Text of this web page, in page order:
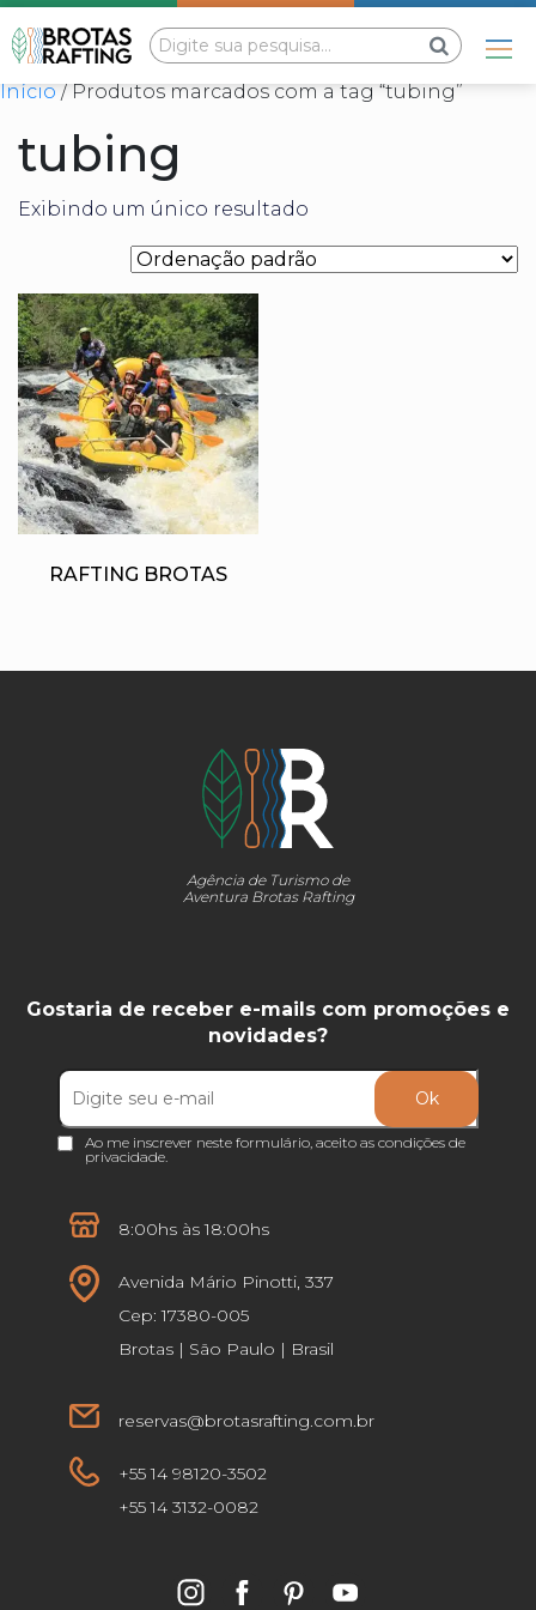
Início/ Produtos marcados com a tag “tubing”
tubing
Exibindo um único resultado
RAFTING BROTAS
Agência de Turismo de
Aventura Brotas Rafting
8:00hs às 18:00hs
Avenida Mário Pinotti, 337
Cep: 17380-005
Brotas | São Paulo | Brasil
reservas@brotasrafting.com.br
+55 14 98120-3502
+55 14 3132-0082
Gostaria de receber e-mails com promoções e
novidades?
Ao me inscrever neste formulário, aceito as condições de
privacidade